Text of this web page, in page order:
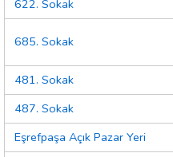
622. Sokak
685. Sokak
481. Sokak
487. Sokak
Eşrefpaşa Açık Pazar Yeri